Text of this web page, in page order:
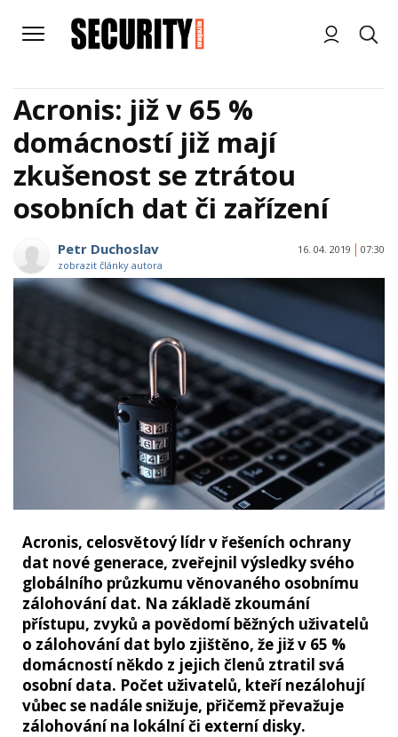
Acronis: již v 65 %
domácností již mají
zkušenost se ztrátou
osobních dat či zařízení
Petr Duchoslav
zobrazit články autora
16. 04. 2019 07:30
Acronis, celosvětový lídr v řešeních ochrany
dat nové generace, zveřejnil výsledky svého
globálního průzkumu věnovaného osobnímu
zálohování dat. Na základě zkoumání
přístupu, zvyků a povědomí běžných uživatelů
o zálohování dat bylo zjištěno, že již v 65 %
domácností někdo z jejich členů ztratil svá
osobní data. Počet uživatelů, kteří nezálohují
vůbec se nadále snižuje, přičemž převažuje
zálohování na lokální či externí disky.